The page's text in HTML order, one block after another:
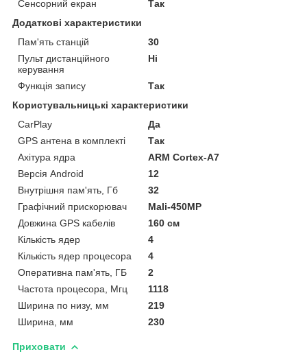
Сенсорний екран
Так
Додаткові характеристики
Пам'ять станцій
30
Пульт дистанційного
керування
Ні
Функція запису
Так
Користувальницькі характеристики
CarPlay
Да
GPS антена в комплекті
Так
Ахітура ядра
ARM Cortex-A7
Версія Android
12
Внутрішня пам'ять, Гб
32
Графічний прискорювач
Mali-450MP
Довжина GPS кабелів
160 см
Кількість ядер
4
Кількість ядер процесора
4
Оперативна пам'ять, ГБ
2
Частота процесора, Мгц
1118
Ширина по низу, мм
219
Ширина, мм
230
Приховати